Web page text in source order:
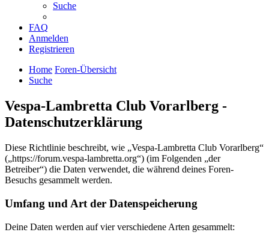
Suche
FAQ
Anmelden
Registrieren
Home Foren-Übersicht
Suche
Vespa-Lambretta Club Vorarlberg -
Datenschutzerklärung
Diese Richtlinie beschreibt, wie „Vespa-Lambretta Club Vorarlberg“
(„https://forum.vespa-lambretta.org“) (im Folgenden „der
Betreiber“) die Daten verwendet, die während deines Foren-
Besuchs gesammelt werden.
Umfang und Art der Datenspeicherung
Deine Daten werden auf vier verschiedene Arten gesammelt: